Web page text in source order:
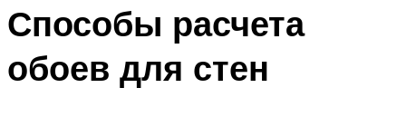
Способы расчета
обоев для стен